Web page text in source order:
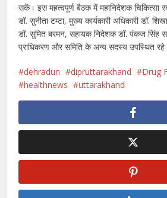
सकें। इस महत्वपूर्ण बैठक में महानिदेशक चिकित्सा
डॉ. सुनीता टम्टा, मुख्य कार्यकारी अधिकारी डॉ.
डॉ. सुमित बरमन, सहायक निदेशक डॉ. पंकज सिंह
प्राधिकरण और समिति के अन्य सदस्य उपस्थित
dehradun dipruttarakhand
Drug
healthnews
uttarakhand